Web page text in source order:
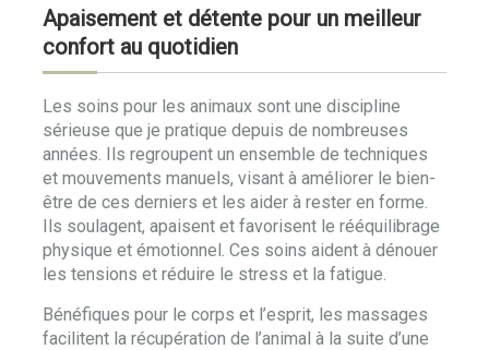
Apaisement et détente pour un meilleur
confort au quotidien
Les soins pour les animaux sont une discipline
sérieuse que je pratique depuis de nombreuses
années. Ils regroupent un ensemble de techniques
et mouvements manuels, visant à améliorer le bien-
être de ces derniers et les aider à rester en forme.
Ils soulagent, apaisent et favorisent le rééquilibrage
physique et émotionnel. Ces soins aident à dénouer
les tensions et réduire le stress et la fatigue.
Bénéfiques pour le corps et l’esprit, les massages
facilitent la récupération de l’animal à la suite d’une